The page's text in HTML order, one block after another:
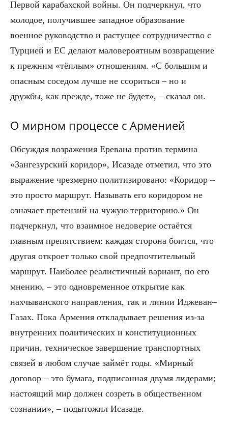
Первой карабахской войны. Он подчеркнул, что
молодое, получившее западное образование
военное руководство и растущее сотрудничество с
Турцией и ЕС делают маловероятным возвращение
к прежним «тёплым» отношениям. «С большим и
опасным соседом лучше не ссориться – но и
дружбы, как прежде, тоже не будет», – сказал он.
О мирном процессе с Арменией
Обсуждая возражения Еревана против термина
«Зангезурский коридор», Исазаде отметил, что это
выражение чрезмерно политизировано: «Коридор –
это просто маршрут. Называть его коридором не
означает претензий на чужую территорию.» Он
подчеркнул, что взаимное недоверие остаётся
главным препятствием: каждая сторона боится, что
другая откроет только свой предпочтительный
маршрут. Наиболее реалистичный вариант, по его
мнению, – это одновременное открытие как
нахчыванского направления, так и линии Иджеван–
Газах. Пока Армения откладывает решения из-за
внутренних политических и конституционных
причин, техническое завершение транспортных
связей в любом случае займёт годы. «Мирный
договор – это бумага, подписанная двумя лидерами;
настоящий мир должен созреть в общественном
сознании», – подытожил Исазаде.